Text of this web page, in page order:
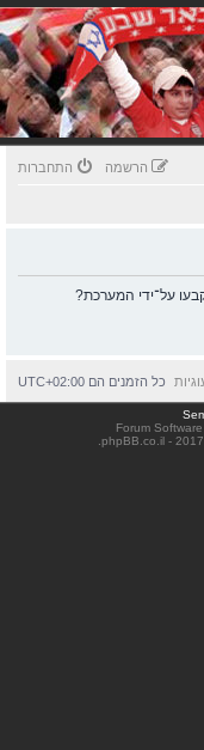
התחברות הרשמה
על־ידי המערכת?
כל הזמנים הם UTC+02:00